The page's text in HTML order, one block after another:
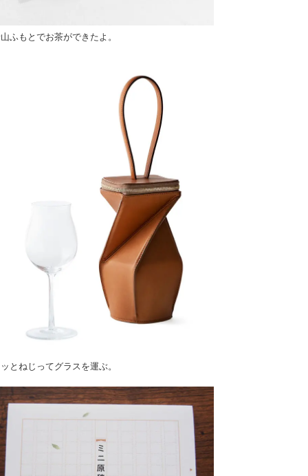
ふもとでお茶ができたよ。
とねじってグラスを運ぶ。